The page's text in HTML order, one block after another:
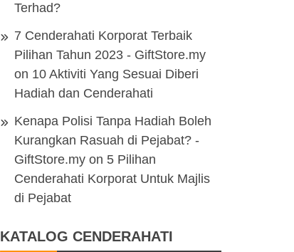
Terhad?
7 Cenderahati Korporat Terbaik
Pilihan Tahun 2023 - GiftStore.my
on 10 Aktiviti Yang Sesuai Diberi
Hadiah dan Cenderahati
Kenapa Polisi Tanpa Hadiah Boleh
Kurangkan Rasuah di Pejabat? -
GiftStore.my on 5 Pilihan
Cenderahati Korporat Untuk Majlis
di Pejabat
KATALOG CENDERAHATI